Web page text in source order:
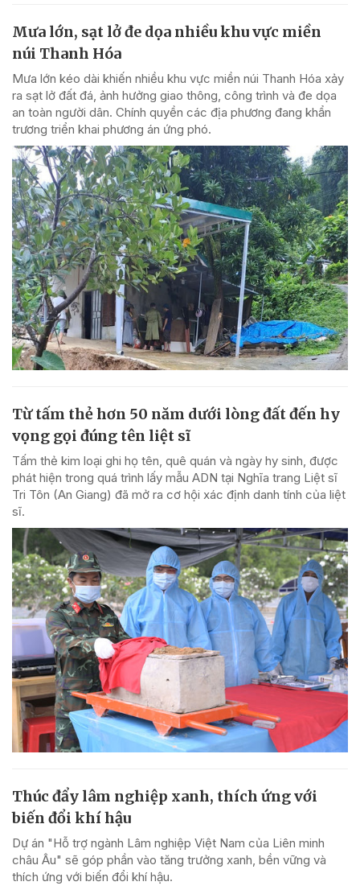
Mưa lớn, sạt lở đe dọa nhiều khu vực miền
núi Thanh Hóa
Mưa lớn kéo dài khiến nhiều khu vực miền núi Thanh Hóa xảy
ra sạt lở đất đá, ảnh hưởng giao thông, công trình và đe dọa
an toàn người dân. Chính quyền các địa phương đang khẩn
trương triển khai phương án ứng phó.
Từ tấm thẻ hơn 50 năm dưới lòng đất đến hy
vọng gọi đúng tên liệt sĩ
Tấm thẻ kim loại ghi họ tên, quê quán và ngày hy sinh, được
phát hiện trong quá trình lấy mẫu ADN tại Nghĩa trang Liệt sĩ
Tri Tôn (An Giang) đã mở ra cơ hội xác định danh tính của liệt
sĩ.
Thúc đẩy lâm nghiệp xanh, thích ứng với
biến đổi khí hậu
Dự án "Hỗ trợ ngành Lâm nghiệp Việt Nam của Liên minh
châu Âu" sẽ góp phần vào tăng trưởng xanh, bền vững và
thích ứng với biến đổi khí hậu.